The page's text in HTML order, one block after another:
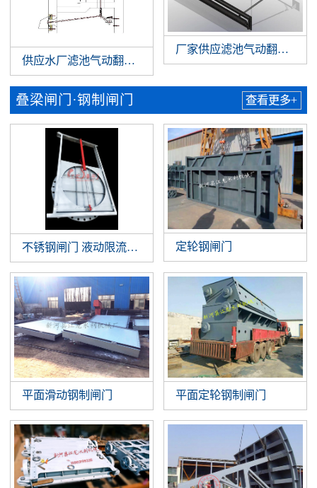
供应水厂滤池气动翻板阀 滤池翻板阀 水厂气动翻板阀
厂家供应滤池气动翻板阀
叠梁闸门·钢制闸门 查看更多+
不锈钢闸门 液动限流闸门 智能液动平板闸门 截污井设备
定轮钢闸门
平面滑动钢制闸门 平面定轮钢制闸门